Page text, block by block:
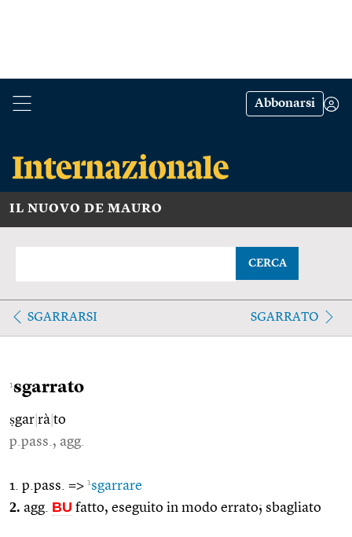
Abbonarsi
IL NUOVO DE MAURO
CERCA
SGARRARSI SGARRATO
1sgarrato
ṣgar rà to
p.pass., agg.
1. p.pass. => 1sgarrare
2. agg. BU fatto, eseguito in modo errato; sbagliato